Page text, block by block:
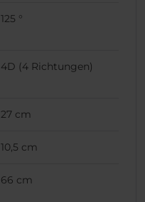
125 °
4D (4 Richtungen)
27 cm
10,5 cm
66 cm